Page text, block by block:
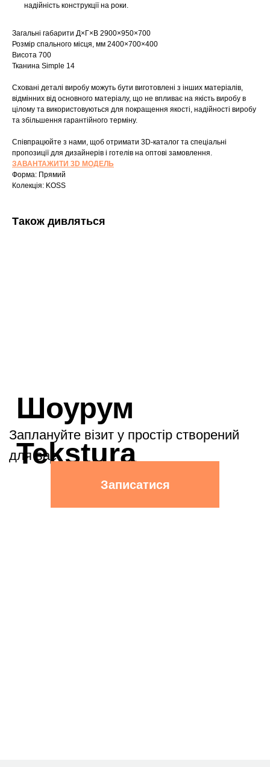
надійність конструкції на роки.
Загальні габарити Д×Г×В 2900×950×700
Розмір спального місця, мм 2400×700×400
Висота 700
Тканина Simple 14
Сховані деталі виробу можуть бути виготовлені з інших матеріалів,
відмінних від основного матеріалу, що не впливає на якість виробу в
цілому та використовуються для покращення якості, надійності виробу
та збільшення гарантійного терміну.
Співпрацюйте з нами, щоб отримати 3D-каталог та спеціальні
пропозиції для дизайнерів і готелів на оптові замовлення.
ЗАВАНТАЖИТИ 3D МОДЕЛЬ
Форма: Прямий
Колекція: KOSS
Також дивляться
Шоурум
Tekstura
Заплануйте візит у простір створений
для вас